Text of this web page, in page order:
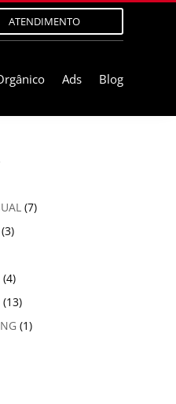
ATENDIMENTO
Ads Blog
(7)
(3)
(4)
(13)
(1)